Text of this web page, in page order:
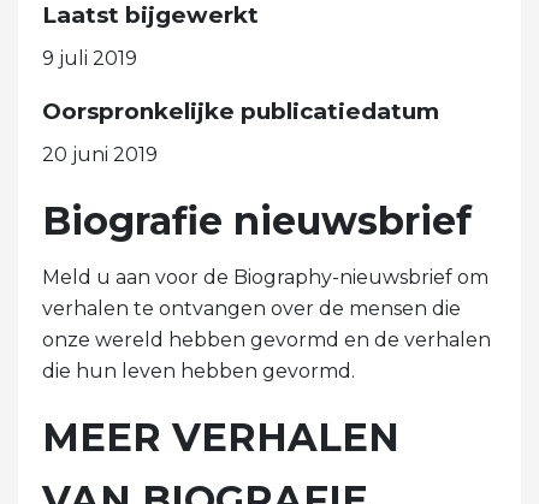
Laatst bijgewerkt
9 juli 2019
Oorspronkelijke publicatiedatum
20 juni 2019
Biografie nieuwsbrief
Meld u aan voor de Biography-nieuwsbrief om
verhalen te ontvangen over de mensen die
onze wereld hebben gevormd en de verhalen
die hun leven hebben gevormd.
MEER VERHALEN